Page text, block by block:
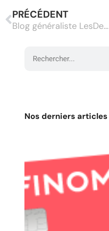
PRÉCÉDENT
Blog généraliste LesDeliresDeVictor.com : voulez vous connaitre les offres promotionnelles des agences de voyage ?
Nos derniers articles